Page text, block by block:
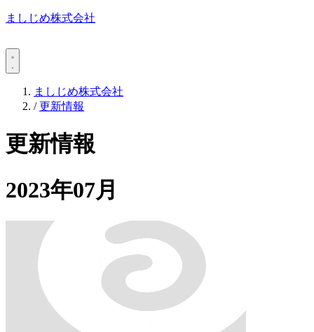
ましじめ株式会社
ましじめ株式会社
/ 更新情報
更新情報
2023年07月